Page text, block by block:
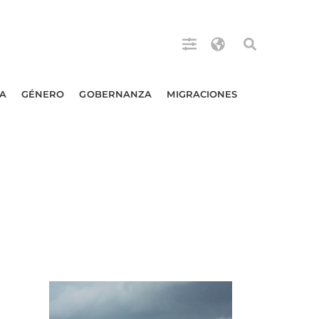
GÉNERO GOBERNANZA MIGRACIONES